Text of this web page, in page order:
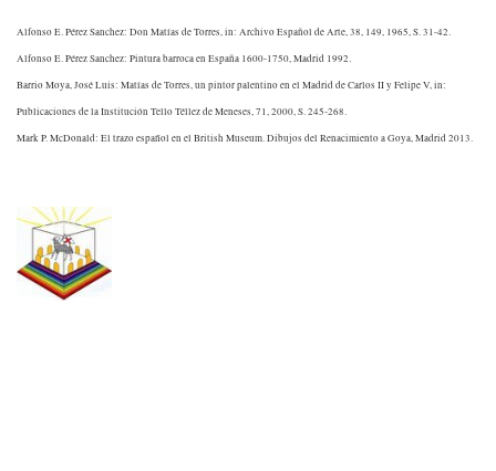
Alfonso E. Pérez Sanchez: Don Matías de Torres, in: Archivo Español de Arte, 38, 149, 1965, S. 31-42.
Alfonso E. Pérez Sanchez: Pintura barroca en España 1600-1750, Madrid 1992.
Barrio Moya, José Luis: Matías de Torres, un pintor palentino en el Madrid de Carlos II y Felipe V, in:
Publicaciones de la Institución Tello Téllez de Meneses, 71, 2000, S. 245-268.
Mark P. McDonald: El trazo espan̄ol en el British Museum. Dibujos del Renacimiento a Goya, Madrid 2013.